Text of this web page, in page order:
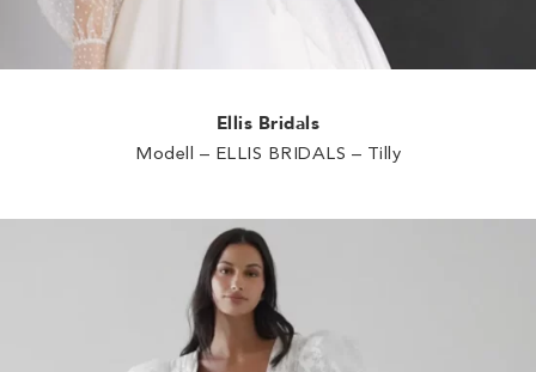
Ellis Bridals
Modell – ELLIS BRIDALS – Tilly